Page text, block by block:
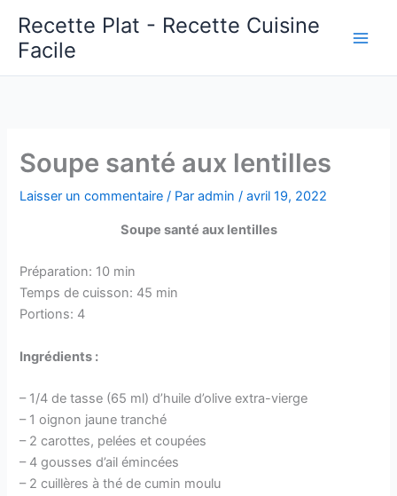
contenu
Recette Plat - Recette Cuisine
Facile
Soupe santé aux lentilles
Laisser un commentaire / Paradmin/avril 19, 2022
Soupe santé aux lentilles
Préparation: 10 min
Temps de cuisson: 45 min
Portions: 4
Ingrédients :
– 1/4 de tasse (65 ml) d’huile d’olive extra-vierge
– 1 oignon jaune tranché
– 2 carottes, pelées et coupées
– 4 gousses d’ail émincées
– 2 cuillères à thé de cumin moulu